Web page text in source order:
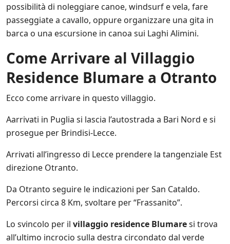
possibilità di noleggiare canoe, windsurf e vela, fare
passeggiate a cavallo, oppure organizzare una gita in
barca o una escursione in canoa sui Laghi Alimini.
Come Arrivare al Villaggio
Residence Blumare a Otranto
Ecco come arrivare in questo villaggio.
Aarrivati in Puglia si lascia l’autostrada a Bari Nord e si
prosegue per Brindisi-Lecce.
Arrivati all’ingresso di Lecce prendere la tangenziale Est
direzione Otranto.
Da Otranto seguire le indicazioni per San Cataldo.
Percorsi circa 8 Km, svoltare per “Frassanito”.
Lo svincolo per il villaggio residence Blumaresi trova
all’ultimo incrocio sulla destra circondato dal verde